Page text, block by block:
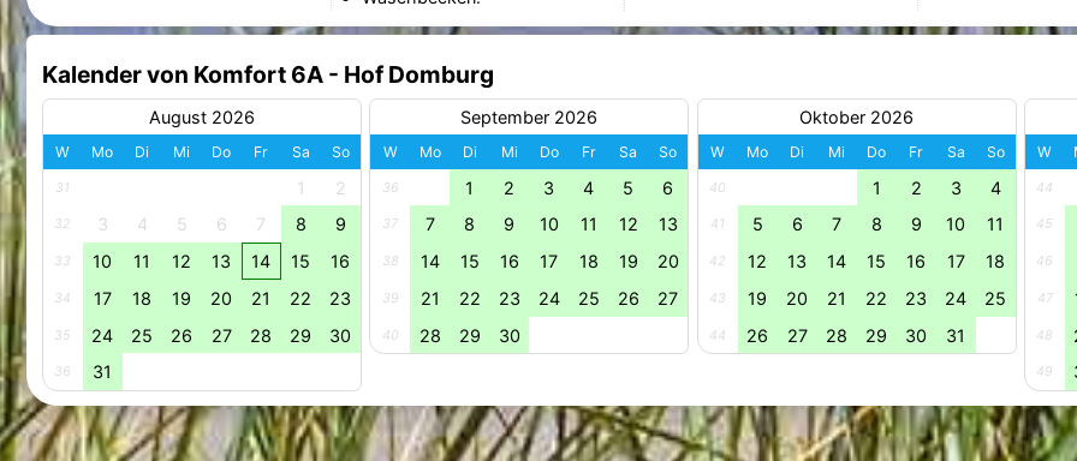
Kalender von Komfort 6A - Hof Domburg
August 2026
W Mo Di Mi Do Fr Sa So
31 1 2
32 3 4 5 6 7 8 9
33 10 11 12 13 14 15 16
34 17 18 19 20 21 22 23
35 24 25 26 27 28 29 30
36 31
September 2026
W Mo Di Mi Do Fr Sa So
36 1 2 3 4 5 6
37 7 8 9 10 11 12 13
38 14 15 16 17 18 19 20
39 21 22 23 24 25 26 27
40 28 29 30
Oktober 2026
W Mo Di Mi Do Fr Sa So
40 1 2 3 4
41 5 6 7 8 9 10 11
42 12 13 14 15 16 17 18
43 19 20 21 22 23 24 25
44 26 27 28 29 30 31
W
44
45
46
47
48
49